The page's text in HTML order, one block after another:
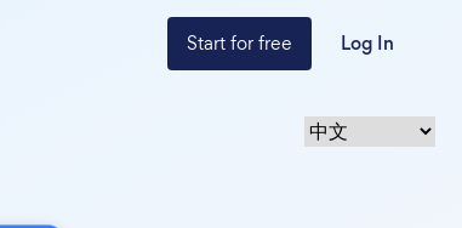
Start for free Log In